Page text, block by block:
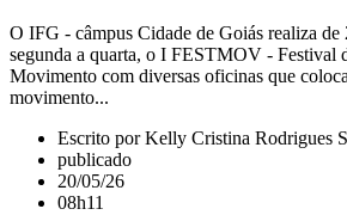
O IFG - câmpus Cidade de Goiás realiza de
segunda a quarta, o I FESTMOV - Festival
Movimento com diversas oficinas que
movimento...
Escrito por Kelly Cristina Rodrigues
publicado
20/05/26
08h11